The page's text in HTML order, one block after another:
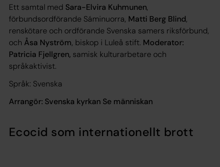
Ett samtal med Sara-Elvira Kuhmunen,
förbundsordförande Sáminuorra, Matti Berg Blind,
renskötare och ordförande Svenska samers riksförbund,
och Åsa Nyström, biskop i Luleå stift. Moderator:
Patricia Fjellgren, samisk kulturarbetare och
språkaktivist.
Språk: Svenska
Arrangör: Svenska kyrkan Se människan
Ecocid som internationellt brott